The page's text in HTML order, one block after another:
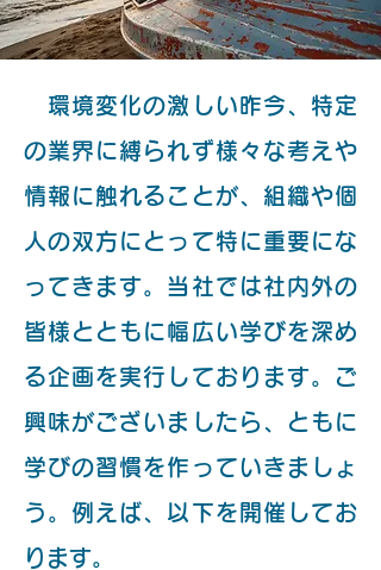
環境変化の激しい昨今、特定
の業界に縛られず様々な考えや
情報に触れることが、組織や個
人の双方にとって特に重要にな
ってきます。当社では社内外の
皆様とともに幅広い学びを深め
る企画を実行しております。ご
興味がございましたら、ともに
学びの習慣を作っていきましょ
う。例えば、以下を開催してお
ります。